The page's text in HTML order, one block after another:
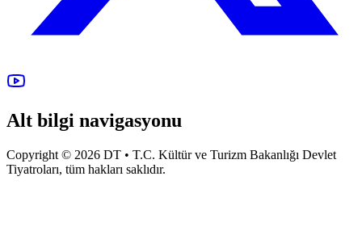
Alt bilgi navigasyonu
Copyright © 2026 DT • T.C. Kültür ve Turizm Bakanlığı Devlet
Tiyatroları, tüm hakları saklıdır.